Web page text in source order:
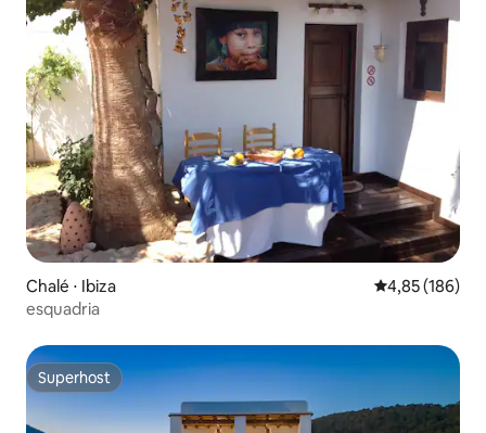
Chalé ⋅ Ibiza 4,85 de uma
4,85 (186)
esquadria
Superhost
Superhost